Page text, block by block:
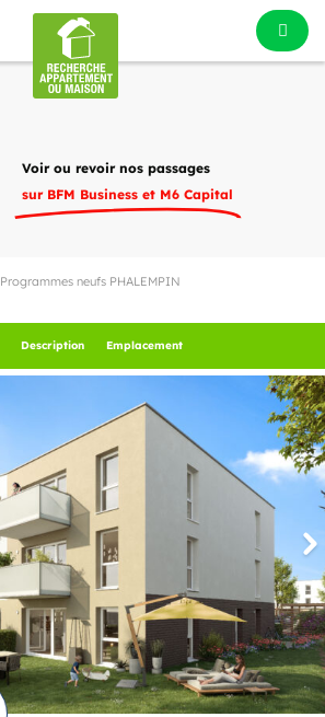
Voir ou revoir nos passages
sur BFM Business et M6 Capital
Programmes neufs PHALEMPIN
Description Emplacement